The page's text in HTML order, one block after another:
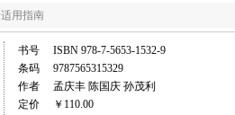
用指南
书号
ISBN 978-7-5653-1532-9
条码
9787565315329
作者
孟庆丰 陈国庆 孙茂利
定价
￥110.00